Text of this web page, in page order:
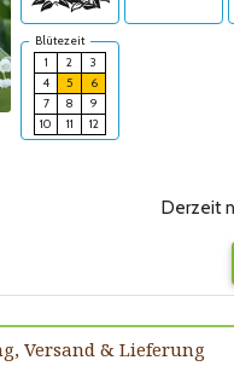
Blütezeit
1
2
3
4
5
6
7
8
9
10
11 12
Derzeit
Versand & Lieferung